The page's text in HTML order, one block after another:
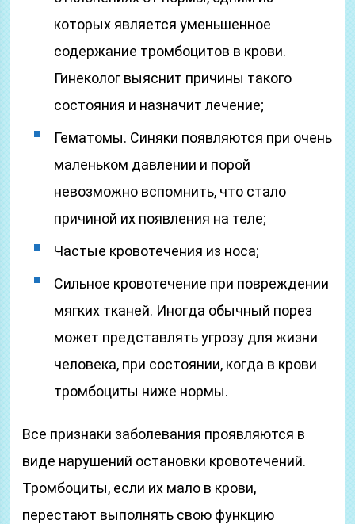
которых является уменьшенное
содержание тромбоцитов в крови.
Гинеколог выяснит причины такого
состояния и назначит лечение;
Гематомы. Синяки появляются при очень
маленьком давлении и порой
невозможно вспомнить, что стало
причиной их появления на теле;
Частые кровотечения из носа;
Сильное кровотечение при повреждении
мягких тканей. Иногда обычный порез
может представлять угрозу для жизни
человека, при состоянии, когда в крови
тромбоциты ниже нормы.
Все признаки заболевания проявляются в
виде нарушений остановки кровотечений.
Тромбоциты, если их мало в крови,
перестают выполнять свою функцию